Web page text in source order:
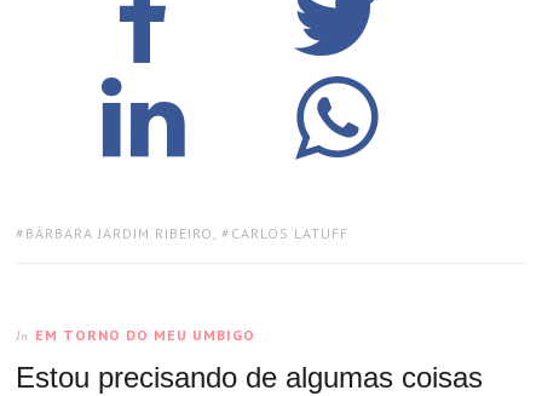
TAGS:
BÁRBARA JARDIM RIBEIRO , CARLOS LATUFF
In EM TORNO DO MEU UMBIGO
Estou precisando de algumas coisas